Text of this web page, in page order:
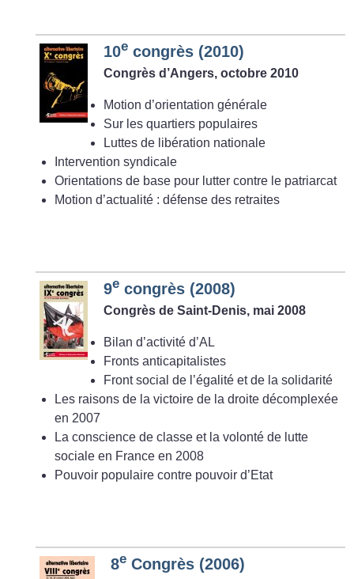
10e congrès (2010)
Congrès d’Angers, octobre 2010
Motion d’orientation générale
Sur les quartiers populaires
Luttes de libération nationale
Intervention syndicale
Orientations de base pour lutter contre le patriarcat
Motion d’actualité : défense des retraites
9e congrès (2008)
Congrès de Saint-Denis, mai 2008
Bilan d’activité d’AL
Fronts anticapitalistes
Front social de l’égalité et de la solidarité
Les raisons de la victoire de la droite décomplexée
en 2007
La conscience de classe et la volonté de lutte
sociale en France en 2008
Pouvoir populaire contre pouvoir d’Etat
8e Congrès (2006)